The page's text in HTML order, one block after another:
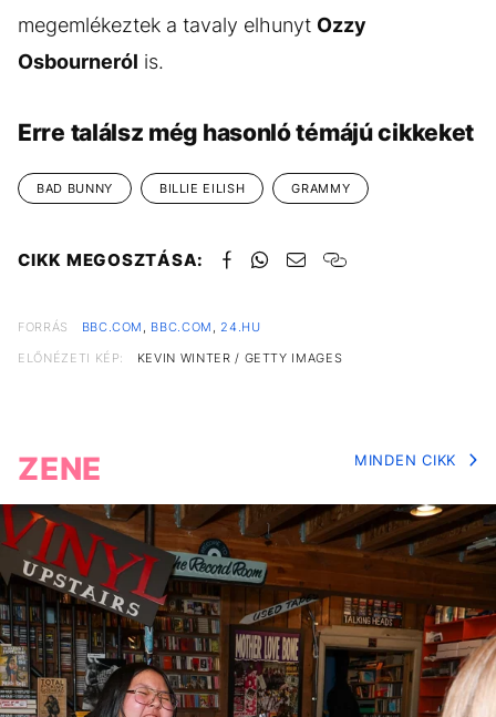
megemlékeztek a tavaly elhunyt Ozzy
Osbourneról is.
Erre találsz még hasonló témájú cikkeket
BAD BUNNY BILLIE EILISH GRAMMY
CIKK MEGOSZTÁSA:
FORRÁS BBC.COM BBC.COM
24.HU
ELŐNÉZETI KÉP:
KEVIN WINTER / GETTY IMAGES
ZENE MINDEN CIKK